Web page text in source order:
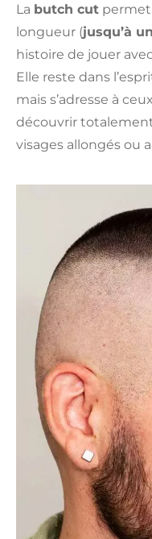
La butch cut
longueur (jusqu’à
histoire de jouer
Elle reste dans
mais s’adresse à
découvrir
visages allongés ou